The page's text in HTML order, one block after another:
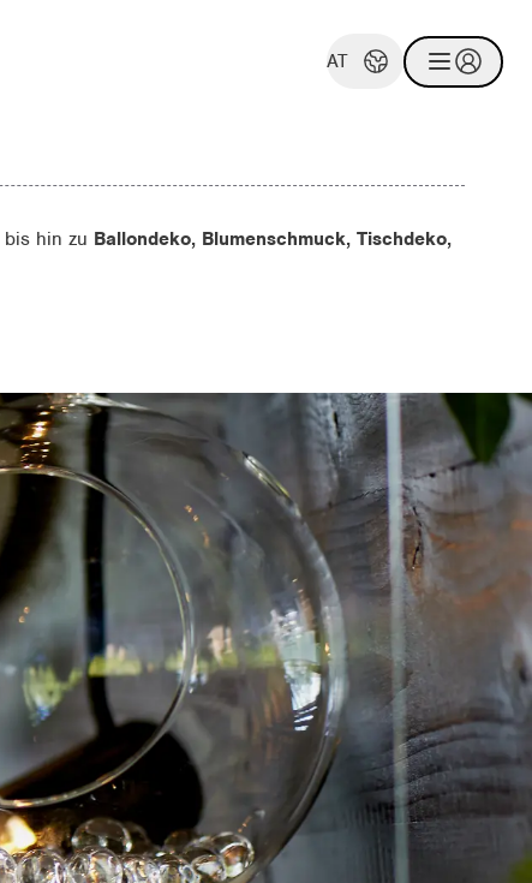
AT
bis hin zu Ballondeko, Blumenschmuck, Tischdeko,